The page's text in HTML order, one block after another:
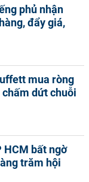
phủ nhận
đẩy giá,
mua ròng
chấm dứt chuỗi
HCM bất ngờ
trăm hội